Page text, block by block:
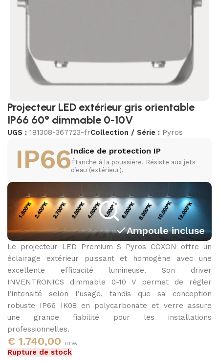
Projecteur LED extérieur gris orientable
IP66 60° dimmable 0-10V
UGS : 181308-367723-frCollection / Série : Pyros
IP66Indice de protection IP
Étanche à la poussière. Résiste aux jets
d’eau (extérieur).
3000K - 4000K - 5000K
Ampoule incluse
Le projecteur LED Premium S Pyros COXON offre un
éclairage extérieur puissant et homogène avec une
excellente efficacité lumineuse. Son driver
INVENTRONICS dimmable 0-10 V permet de régler
l’intensité selon l’usage, tandis que sa conception
robuste IP66 IK08 en polycarbonate et verre assure
une grande fiabilité pour les installations
professionnelles.
€ 1.740,00 HTVA
Rupture de stock